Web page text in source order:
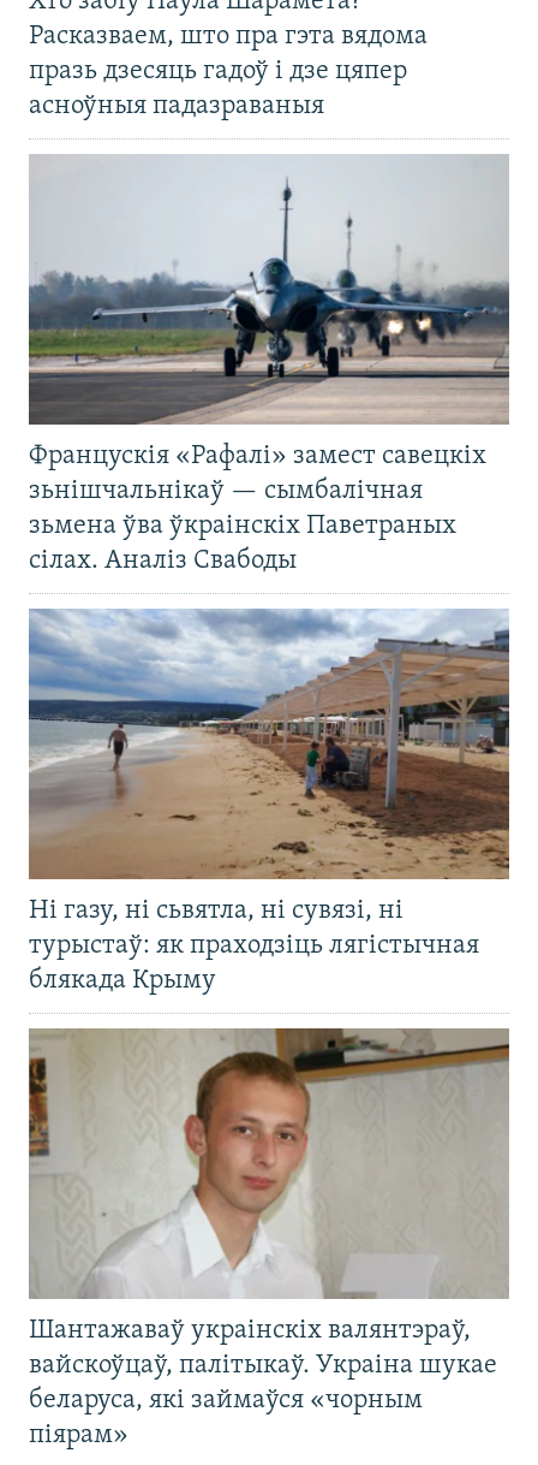
Расказваем, што пра гэта вядома
празь дзесяць гадоў і дзе цяпер
асноўныя падазраваныя
Францускія «Рафалі» замест савецкіх
зьнішчальнікаў — сымбалічная
зьмена ўва ўкраінскіх Паветраных
сілах. Аналіз Свабоды
Ні газу, ні сьвятла, ні сувязі, ні
турыстаў: як праходзіць лягістычная
блякада Крыму
Шантажаваў украінскіх валянтэраў,
вайскоўцаў, палітыкаў. Украіна шукае
беларуса, які займаўся «чорным
піярам»